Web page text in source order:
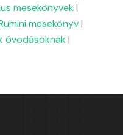
mesekönyvek |
mesekönyv|
óvodásoknak |